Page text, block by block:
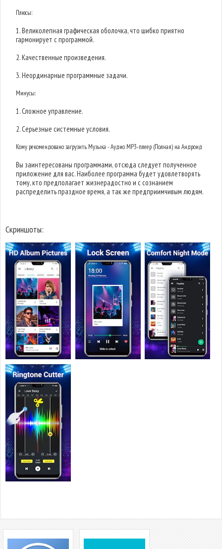
Плюсы:
1. Великолепная графическая оболочка, что шибко приятно
гармонирует с программой.
2. Качественные произведения.
3. Неординарные программные задачи.
Минусы:
1. Сложное управление.
2. Серьезные системные условия.
Кому рекомендовано загрузить Музыка - Аудио MP3-плеер (Полная) на Андроид
Вы заинтересованы программами, отсюда следует полученное
приложение для вас. Наиболее программа будет удовлетворять
тому, кто предполагает жизнерадостно и с сознанием
распределить праздное время, а так же предприимчивым людям.
Скриншоты: